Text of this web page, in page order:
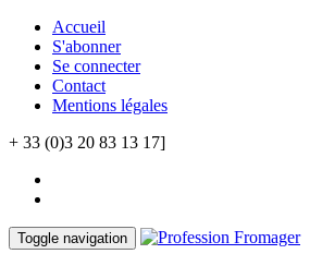
Accueil
S'abonner
Se connecter
Contact
Mentions légales
+ 33 (0)3 20 83 13 17]
Toggle navigation